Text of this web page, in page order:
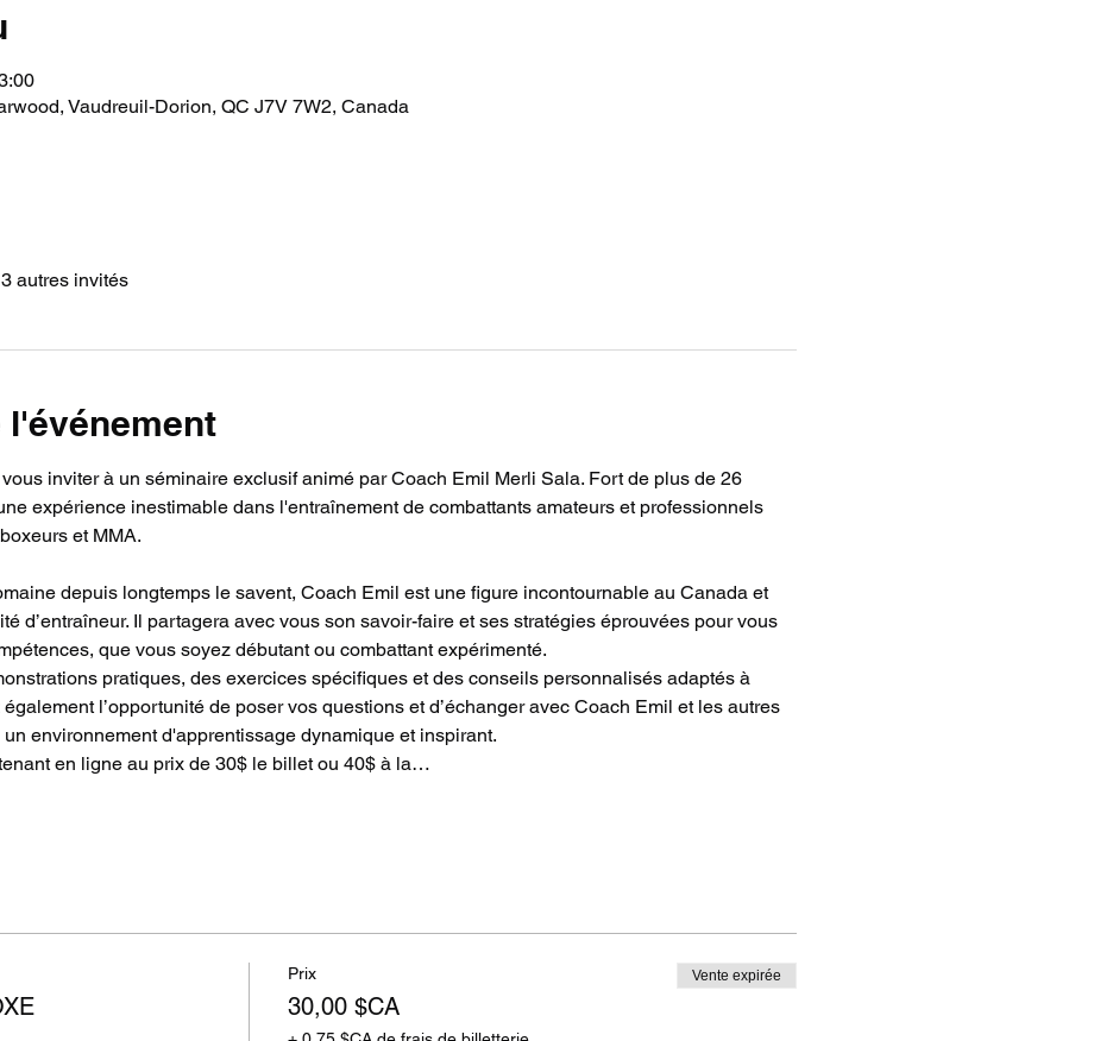
Vaudreuil-Dorion, QC J7V 7W2, Canada
autres invités
inviter à un séminaire exclusif animé par Coach Emil Merli Sala. Fort de plus de 26
expérience inestimable dans l'entraînement de combattants amateurs et professionnels
et MMA.
depuis longtemps le savent, Coach Emil est une figure incontournable au Canada et
d’entraîneur. Il partagera avec vous son savoir-faire et ses stratégies éprouvées pour vous
que vous soyez débutant ou combattant expérimenté.
pratiques, des exercices spécifiques et des conseils personnalisés adaptés à
l’opportunité de poser vos questions et d’échanger avec Coach Emil et les autres
environnement d'apprentissage dynamique et inspirant.
en ligne au prix de 30$ le billet ou 40$ à la…
Prix
30,00 $CA
Vente expirée